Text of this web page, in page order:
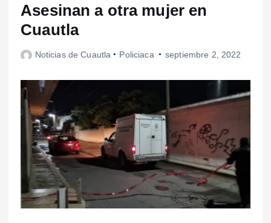
Asesinan a otra mujer en
Cuautla
Noticias de Cuautla Policiaca septiembre 2, 2022